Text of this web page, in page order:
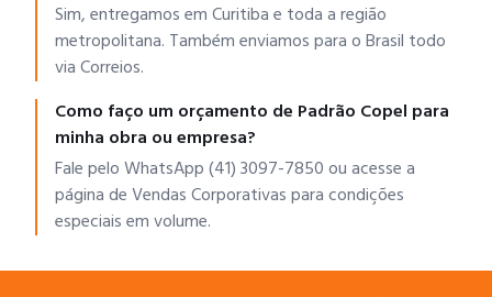
Sim, entregamos em Curitiba e toda a região
metropolitana. Também enviamos para o Brasil todo
via Correios.
Como faço um orçamento de Padrão Copel para
minha obra ou empresa?
Fale pelo WhatsApp (41) 3097-7850 ou acesse a
página de Vendas Corporativas para condições
especiais em volume.